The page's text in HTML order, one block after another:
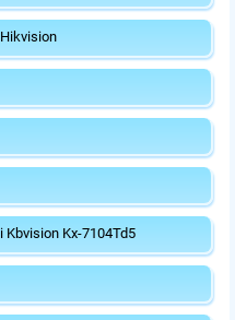
Kbvision Kx-7104Td5